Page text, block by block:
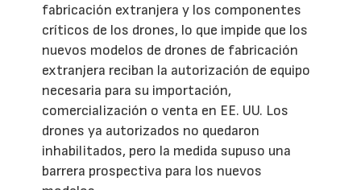
fabricación extranjera y los componentes
críticos de los drones, lo que impide que los
nuevos modelos de drones de fabricación
extranjera reciban la autorización de equipo
necesaria para su importación,
comercialización o venta en EE. UU. Los
drones ya autorizados no quedaron
inhabilitados, pero la medida supuso una
barrera prospectiva para los nuevos